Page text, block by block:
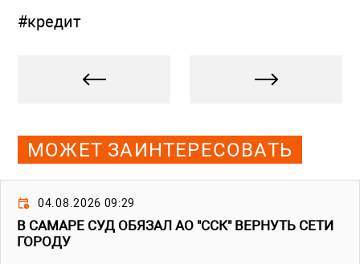
#кредит
МОЖЕТ ЗАИНТЕРЕСОВАТЬ
04.08.2026 09:29
В САМАРЕ СУД ОБЯЗАЛ АО "ССК" ВЕРНУТЬ СЕТИ
ГОРОДУ